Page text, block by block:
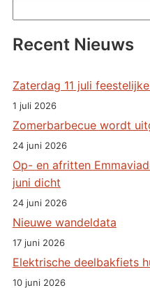
Recent Nieuws
Zaterdag 11 juli
1 juli 2026
Zomerbarbecue wordt
24 juni 2026
Op- en afritten
juni dicht
24 juni 2026
Nieuwe wandeldata
17 juni 2026
Elektrische deelbakfiets
10 juni 2026